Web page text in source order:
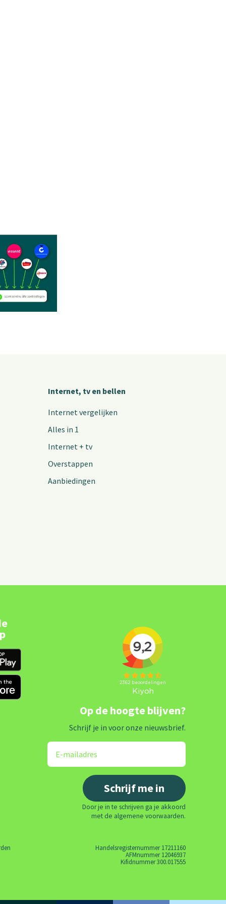
Internet, tv en bellen
Internet vergelijken
Alles in 1
Internet + tv
Overstappen
Aanbiedingen
Op de hoogte blijven?
Schrijf je in voor onze nieuwsbrief.
Door je in te schrijven ga je akkoord
met de algemene voorwaarden.
Handelsregisternummer 17211160
AFMnummer 12046937
Kifidnummer 300.017555